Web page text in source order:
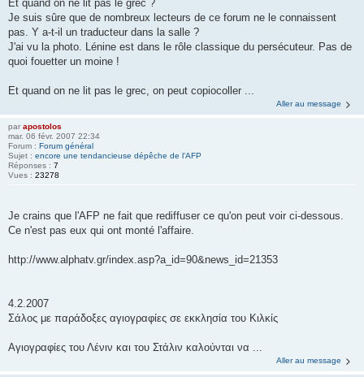
Et quand on ne lit pas le grec ?
Je suis sûre que de nombreux lecteurs de ce forum ne le connaissent
pas. Y a-t-il un traducteur dans la salle ?
J'ai vu la photo. Lénine est dans le rôle classique du persécuteur. Pas de
quoi fouetter un moine !
Et quand on ne lit pas le grec, on peut copiocoller ...
Aller au message
par apostolos
mar. 06 févr. 2007 22:34
Forum : Forum général
Sujet : encore une tendancieuse dépêche de l'AFP
Réponses : 7
Vues : 23278
Je crains que l'AFP ne fait que rediffuser ce qu'on peut voir ci-dessous.
Ce n'est pas eux qui ont monté l'affaire.
http://www.alphatv.gr/index.asp?a_id=90&news_id=21353
4.2.2007
Σάλος με παράδοξες αγιογραφίες σε εκκλησία του Κιλκίς
Αγιογραφίες του Λένιν και του Στάλιν καλούνται να ...
Aller au message